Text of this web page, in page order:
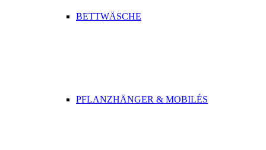
BETTWÄSCHE
PFLANZHÄNGER & MOBILÉS